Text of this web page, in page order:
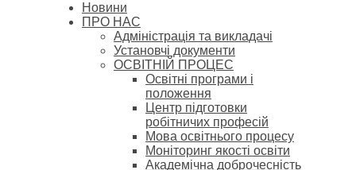
Новини
ПРО НАС
Адміністрація та викладачі
Установчі документи
ОСВІТНІЙ ПРОЦЕС
Освітні програми і
положення
Центр підготовки
робітничих професій
Мова освітнього процесу
Моніторинг якості освіти
Академічна доброчесність